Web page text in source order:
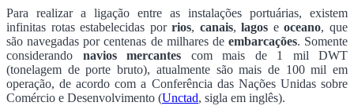
Para realizar a ligação entre as instalações portuárias, existem
infinitas rotas estabelecidas porrios, canais,lagos eoceano, que
são navegadas por centenas de milhares de embarcações. Somente
considerando navios mercantes com mais de 1 mil DWT
(tonelagem de porte bruto), atualmente são mais de 100 mil em
operação, de acordo com a Conferência das Nações Unidas sobre
Comércio e Desenvolvimento (Unctad, sigla em inglês).